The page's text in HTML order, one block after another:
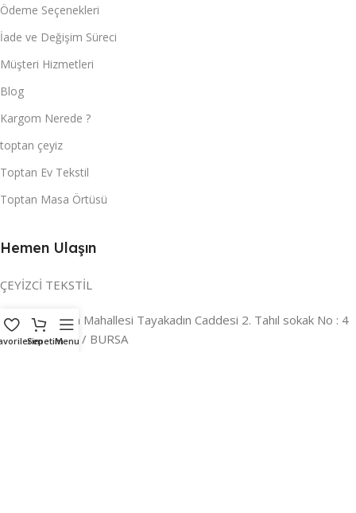
Ödeme Seçenekleri
İade ve Değişim Süreci
Müşteri Hizmetleri
Blog
Kargom Nerede ?
toptan çeyiz
Toptan Ev Tekstil
Toptan Masa Örtüsü
Hemen Ulaşın
ÇEYİZCİ TEKSTİL
Adres:Reyhan Mahallesi Tayakadın Caddesi 2. Tahıl sokak No : 4
/ a Osmangazi / BURSA
SepetimMenu